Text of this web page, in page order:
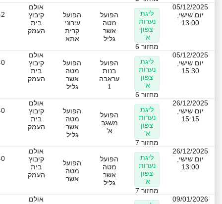
05/12/2025
יום שישי,
13:00
ליגת
נערות
צפון
א'
מחזור 6
הפועל
מטה
אשר
גליל
הפועל
עירוני
קרית
אתא
אולם
קיבוץ
בית
העמק
05/12/2025
יום שישי,
15:30
ליגת
נערות
צפון
א'
מחזור 6
הפועל
בנות
עראבה
1
הפועל
מטה
אשר
גליל
אולם
קיבוץ
בית
העמק
26/12/2025
יום שישי,
15:15
ליגת
נערות
צפון
א'
מחזור 7
הפועל
משגב
א'
הפועל
מטה
אשר
גליל
אולם
קיבוץ
בית
העמק
26/12/2025
יום שישי,
13:00
ליגת
נערות
צפון
א'
מחזור 7
הפועל
מטה
אשר
גליל
הפועל
מטה
אשר
אולם
קיבוץ
בית
העמק
09/01/2026
אולם